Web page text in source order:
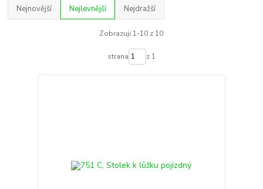
Nejnovější Nejlevnější Nejdražší
Zobrazuji 1-10 z 10
strana z 1